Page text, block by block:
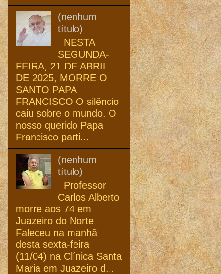
(nenhum
título)
NESTA
SEGUNDA-
FEIRA, 21 DE ABRIL
DE 2025, MORRE O
SANTO PAPA
FRANCISCO O silêncio
caiu sobre o mundo. O
nosso querido Papa
Francisco parti...
(nenhum
título)
Professor
Carlos Alberto
morre aos 74 em
Juazeiro do Norte
Faleceu na manhã
desta sexta-feira
(11/04) na Clínica Santa
Maria em Juazeiro d...